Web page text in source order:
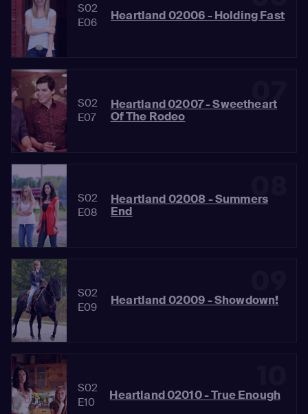
S02
E06
Heartland 02006 - Holding Fast
07
S02
E07
Heartland 02007 - Sweetheart
Of The Rodeo
S02
E08
Heartland 02008 - Summers
End
S02
E09
Heartland 02009 - Showdown!
S02
E10
Heartland 02010 - True Enough